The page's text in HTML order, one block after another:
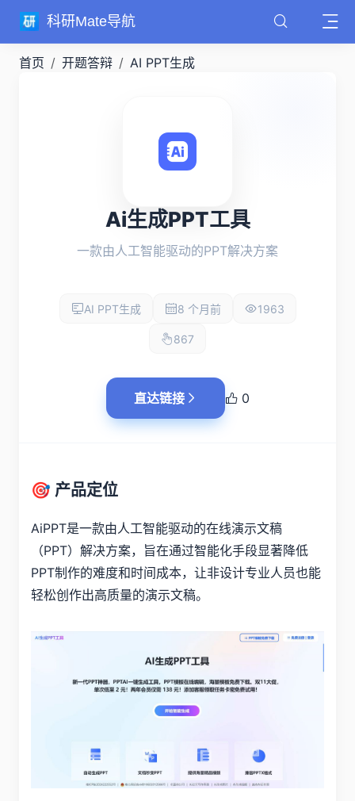
科研Mate导航
首页 开题答辩 AI PPT生成
Ai生成PPT工具
一款由人工智能驱动的PPT解决方案
AI PPT生成 8 个月前 1963
867
直达链接 0
🎯 产品定位
AiPPT是一款由人工智能驱动的在线演示文稿
（PPT）解决方案，旨在通过智能化手段显著降低
PPT制作的难度和时间成本，让非设计专业人员也能
轻松创作出高质量的演示文稿。